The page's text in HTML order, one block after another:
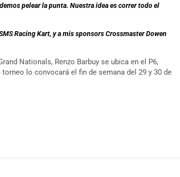
pelear la punta. Nuestra idea es correr todo el
Racing Kart, y a mis sponsors Crossmaster Dowen
Nationals, Renzo Barbuy se ubica en el P6,
lo convocará el fin de semana del 29 y 30 de